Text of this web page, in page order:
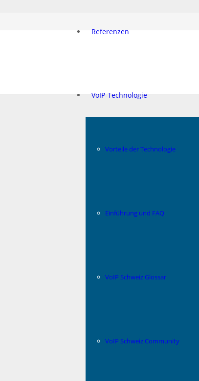
Referenzen
VoIP-Technologie
Vorteile der Technologie
Einführung und FAQ
VoIP Schweiz Glossar
VoIP Schweiz Community